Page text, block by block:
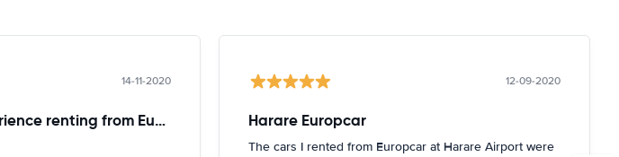
14-11-2020
It was a great experience renting from Europcar
12-09-2020
Harare Europcar
The cars I rented from Europcar at Harare Airport were